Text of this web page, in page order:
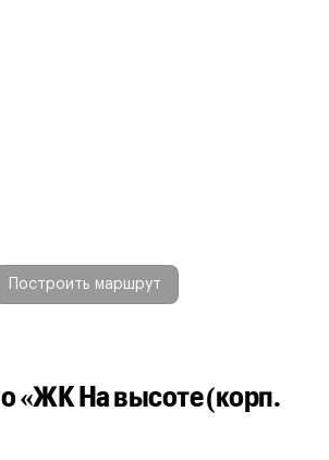
Построить маршрут
о «ЖК На высоте (корп.